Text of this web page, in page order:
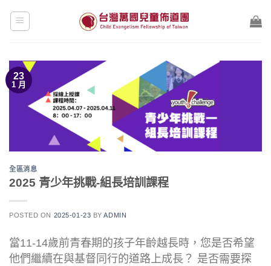
23
1 月
全區消息
2025 青少年挑戰-組長培訓課程
POSTED ON 2025-01-23 BYADMIN
當11-14歲前青春期的孩子年齡越長時，您是否希望
他們繼續在與基督同行的道路上成長？ 是否需要探